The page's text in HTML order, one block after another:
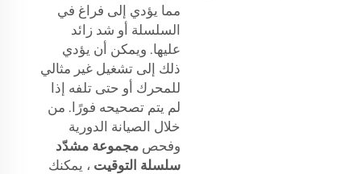
مما يؤدي إلى فراغ في
السلسلة أو شد زائد
عليها. ويمكن أن يؤدي
ذلك إلى تشغيل غير مثالي
للمحرك أو حتى تلفه إذا
لم يتم تصحيحه فورًا. من
خلال الصيانة الدورية
وفحص مجموعة مشدّد
سلسلة التوقيت ، يمكنك